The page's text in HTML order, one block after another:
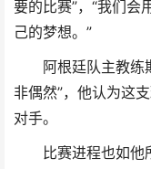
要的比赛”，“我们会
己的梦想。”
阿根廷队主教练
非偶然”，他认为这
对手。
比赛进程也如他